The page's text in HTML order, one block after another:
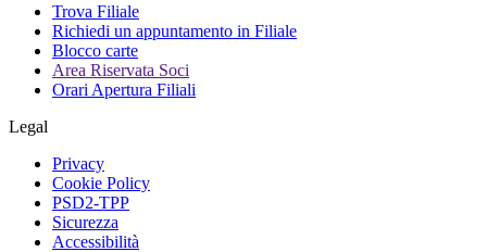
Trova Filiale
Richiedi un appuntamento in Filiale
Blocco carte
Area Riservata Soci
Orari Apertura Filiali
Legal
Privacy
Cookie Policy
PSD2-TPP
Sicurezza
Accessibilità